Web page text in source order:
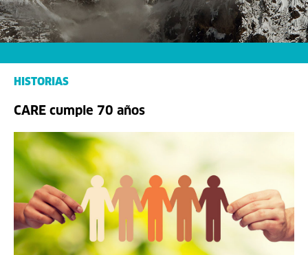
HISTORIAS
CARE cumple 70 años